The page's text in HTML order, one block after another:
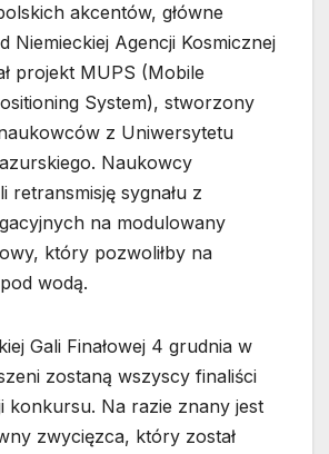
akcentów, główne
Niemieckiej Agencji Kosmicznej
projekt MUPS (Mobile
System), stworzony
z Uniwersytetu
Naukowcy
retransmisję sygnału z
na modulowany
który pozwoliłby na
wodą.
Gali Finałowej 4 grudnia w
zostaną wszyscy finaliści
konkursu. Na razie znany jest
zwycięzca, który został